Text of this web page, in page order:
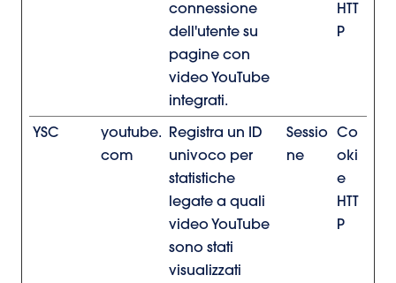
connessione
dell'utente su
pagine con
video YouTube
integrati.
HTT
P
YSC
youtube.
com
Registra un ID
univoco per
statistiche
legate a quali
video YouTube
sono stati
visualizzati
Sessio
ne
Co
oki
e
HTT
P